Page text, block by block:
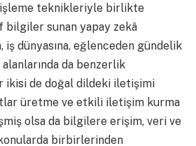
teknikleriyle birlikte
bilgiler sunan yapay zekâ
dünyasına, eğlenceden gündelik
da benzerlik
ikisi de doğal dildeki iletişimi
üretme ve etkili iletişim kurma
olsa da bilgilere erişim, veri ve
birbirlerinden